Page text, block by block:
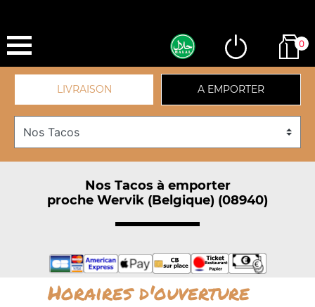
0
LIVRAISON A EMPORTER
Nos Tacos à emporter
proche Wervik (Belgique) (08940)
Horaires d'ouverture